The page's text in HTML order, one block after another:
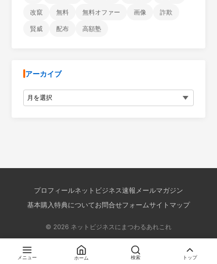
改竄 無料 無料オファー 画像 詐欺
賢威 配布 高額塾
アーカイブ
アーカイブ
プロフィールネットビジネス速報メールマガジン
基本購入特典についてお問合せフォームサイトマップ
© 2026 ネットビジネスにまつわるあれこれ
メニュー ホーム 検索 トップ